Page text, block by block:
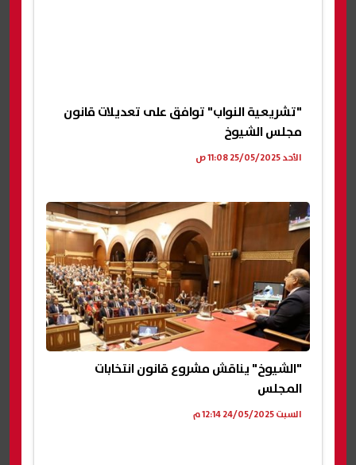
"تشريعية النواب" توافق على تعديلات قانون
مجلس الشيوخ
الأحد 25/05/2025 11:08 ص
"الشيوخ" يناقش مشروع قانون انتخابات
المجلس
السبت 24/05/2025 12:14 م